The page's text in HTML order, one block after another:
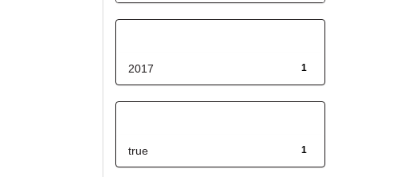
1
2017
1
true